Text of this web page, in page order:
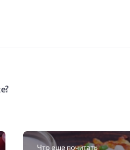
Что еще почитать